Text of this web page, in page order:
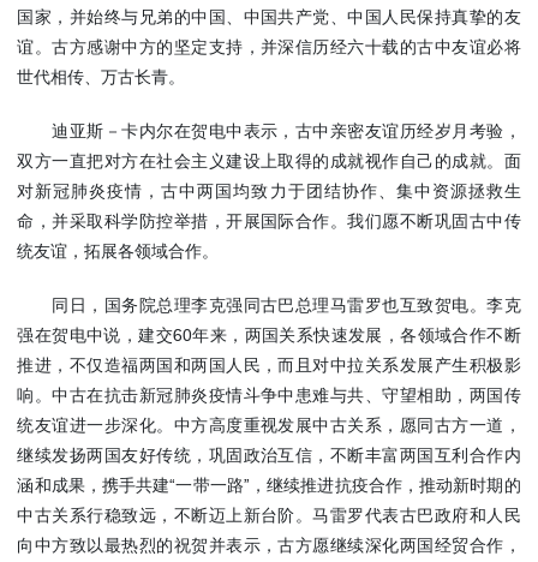
国家，并始终与兄弟的中国、中国共产党、中国人民保持真挚的友
谊。古方感谢中方的坚定支持，并深信历经六十载的古中友谊必将
世代相传、万古长青。
迪亚斯－卡内尔在贺电中表示，古中亲密友谊历经岁月考验，
双方一直把对方在社会主义建设上取得的成就视作自己的成就。面
对新冠肺炎疫情，古中两国均致力于团结协作、集中资源拯救生
命，并采取科学防控举措，开展国际合作。我们愿不断巩固古中传
统友谊，拓展各领域合作。
同日，国务院总理李克强同古巴总理马雷罗也互致贺电。李克
强在贺电中说，建交60年来，两国关系快速发展，各领域合作不断
推进，不仅造福两国和两国人民，而且对中拉关系发展产生积极影
响。中古在抗击新冠肺炎疫情斗争中患难与共、守望相助，两国传
统友谊进一步深化。中方高度重视发展中古关系，愿同古方一道，
继续发扬两国友好传统，巩固政治互信，不断丰富两国互利合作内
涵和成果，携手共建“一带一路”，继续推进抗疫合作，推动新时期的
中古关系行稳致远，不断迈上新台阶。马雷罗代表古巴政府和人民
向中方致以最热烈的祝贺并表示，古方愿继续深化两国经贸合作，